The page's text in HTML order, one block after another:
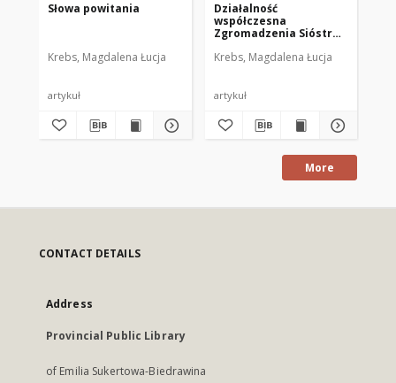
Słowa powitania
Krebs, Magdalena Łucja
artykuł
Działalność
współczesna
Zgromadzenia Sióstr
Męczennicy
Krebs, Magdalena Łucja
artykuł
More
CONTACT DETAILS
Address
Provincial Public Library
of Emilia Sukertowa-Biedrawina